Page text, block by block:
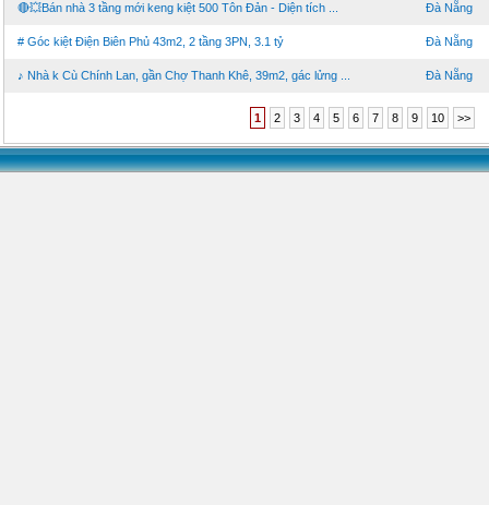
🔴💥Bán nhà 3 tầng mới keng kiệt 500 Tôn Đản - Diện tích ... Đà Nẵng
# Góc kiệt Điện Biên Phủ 43m2, 2 tầng 3PN, 3.1 tỷ Đà Nẵng
♪ Nhà k Cù Chính Lan, gần Chợ Thanh Khê, 39m2, gác lửng ... Đà Nẵng
1 2 3 4 5 6 7 8 9 10 >>